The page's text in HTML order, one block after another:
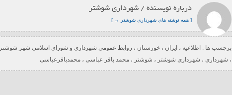
درباره نویسنده / شهرداری شوشتر
[ همه نوشته های شهرداری شوشتر → ]
برچسب ها : اطلاعیه ، ایران ، خوزستان ، روابط عمومی شهرداری و شورای اسلامی شهر شوشتر
، شهرداری ، شهرداری شوشتر ، شوشتر ، محمد باقر عباسی ، محمدباقرعباسی